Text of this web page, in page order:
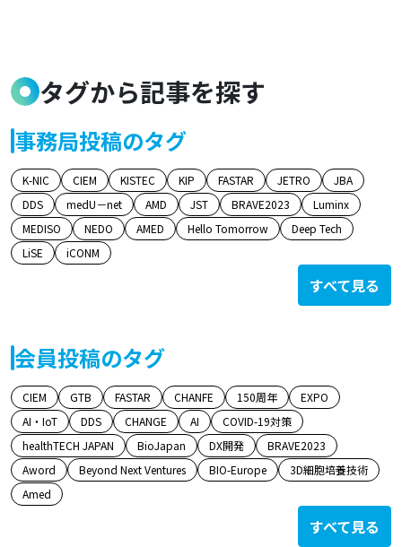
タグから記事を探す
事務局投稿のタグ
K-NIC CIEM KISTEC KIP FASTAR JETRO
JBA
DDS
medU－net AMD JST BRAVE2023
Luminx
MEDISO
NEDO AMED Hello Tomorrow
Deep Tech
LiSE
iCONM
すべて見る
会員投稿のタグ
CIEM GTB FASTAR CHANFE 150周年
EXPO
AI・IoT
DDS CHANGE AI
COVID-19対策
healthTECH JAPAN
BioJapan DX開発
BRAVE2023
Aword
Beyond Next Ventures BIO-Europe
3D細胞培養技術
Amed
すべて見る